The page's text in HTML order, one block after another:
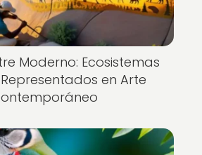
Moderno: Ecosistemas
en Arte